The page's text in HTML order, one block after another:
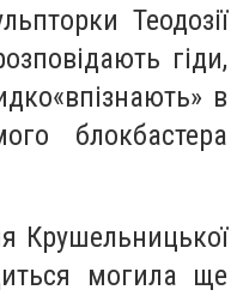
Теодозії
гіди,
в
блокбастера
Крушельницької
могила ще